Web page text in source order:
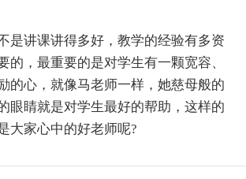
是讲课讲得多好，教学的经验有多资
的，最重要的是对学生有一颗宽容、
的心，就像马老师一样，她慈母般的
眼睛就是对学生最好的帮助，这样的
大家心中的好老师呢?